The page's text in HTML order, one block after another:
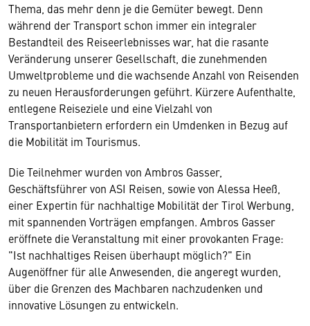
Thema, das mehr denn je die Gemüter bewegt. Denn
während der Transport schon immer ein integraler
Bestandteil des Reiseerlebnisses war, hat die rasante
Veränderung unserer Gesellschaft, die zunehmenden
Umweltprobleme und die wachsende Anzahl von Reisenden
zu neuen Herausforderungen geführt. Kürzere Aufenthalte,
entlegene Reiseziele und eine Vielzahl von
Transportanbietern erfordern ein Umdenken in Bezug auf
die Mobilität im Tourismus.
Die Teilnehmer wurden von Ambros Gasser,
Geschäftsführer von ASI Reisen, sowie von Alessa Heeß,
einer Expertin für nachhaltige Mobilität der Tirol Werbung,
mit spannenden Vorträgen empfangen. Ambros Gasser
eröffnete die Veranstaltung mit einer provokanten Frage:
"Ist nachhaltiges Reisen überhaupt möglich?" Ein
Augenöffner für alle Anwesenden, die angeregt wurden,
über die Grenzen des Machbaren nachzudenken und
innovative Lösungen zu entwickeln.